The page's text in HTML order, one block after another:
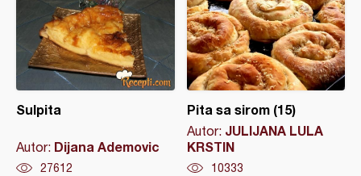
Sulpita
Autor: Dijana Ademovic
27612
Pita sa sirom (15)
Autor: JULIJANA LULA
KRSTIN
10333